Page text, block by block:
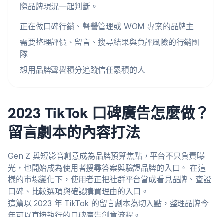
際品牌現況一起判斷。
正在做口碑行銷、聲譽管理或 WOM 專案的品牌主
需要整理評價、留言、搜尋結果與負評風險的行銷團
隊
想用品牌聲譽積分追蹤信任累積的人
2023 TikTok 口碑廣告怎麼做？
留言劇本的內容打法
Gen Z 與短影音創意成為品牌預算焦點，平台不只負責曝
光，也開始成為使用者搜尋答案與驗證品牌的入口。 在這
樣的市場變化下，使用者正把社群平台當成看見品牌、查證
口碑、比較選項與確認購買理由的入口。
這篇以 2023 年 TikTok 的留言劇本為切入點，整理品牌今
年可以直接執行的口碑廣告創意流程。